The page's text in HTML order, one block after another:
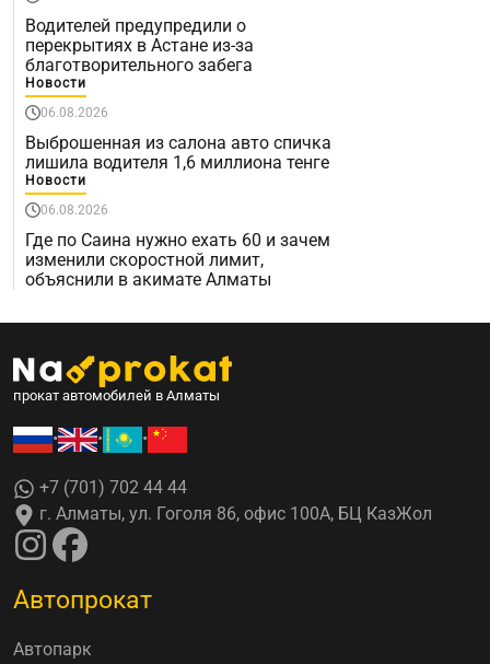
Водителей предупредили о
перекрытиях в Астане из-за
благотворительного забега
Новости
06.08.2026
Выброшенная из салона авто спичка
лишила водителя 1,6 миллиона тенге
Новости
06.08.2026
Где по Саина нужно ехать 60 и зачем
изменили скоростной лимит,
объяснили в акимате Алматы
прокат автомобилей в Алматы
• • •
+7 (701) 702 44 44
г. Алматы, ул. Гоголя 86, офис 100А, БЦ КазЖол
Автопрокат
Автопарк